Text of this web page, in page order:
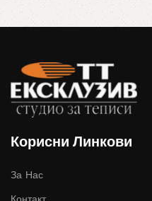
Корисни Линкови
За Нас